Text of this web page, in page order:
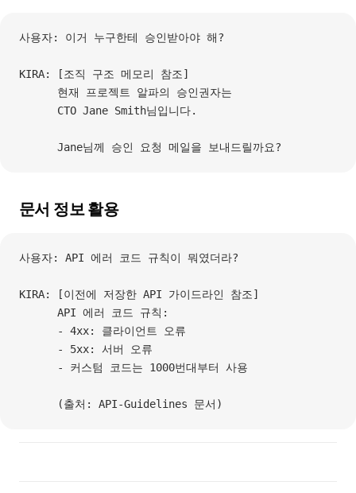
사용자: 이거 누구한테 승인받아야 해?
KIRA: [조직 구조 메모리 참조]
      현재 프로젝트 알파의 승인권자는
      CTO Jane Smith님입니다.
      Jane님께 승인 요청 메일을 보내드릴까요?
문서 정보 활용
사용자: API 에러 코드 규칙이 뭐였더라?
KIRA: [이전에 저장한 API 가이드라인 참조]
      API 에러 코드 규칙:
      - 4xx: 클라이언트 오류
      - 5xx: 서버 오류
      - 커스텀 코드는 1000번대부터 사용
      (출처: API-Guidelines 문서)